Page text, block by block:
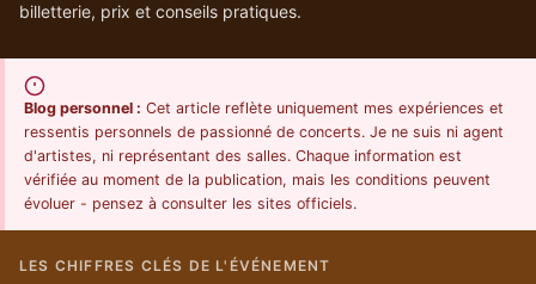
billetterie, prix et conseils pratiques.
Blog personnel : Cet article reflète uniquement mes expériences et
ressentis personnels de passionné de concerts. Je ne suis ni agent
d'artistes, ni représentant des salles. Chaque information est
vérifiée au moment de la publication, mais les conditions peuvent
évoluer - pensez à consulter les sites officiels.
LES CHIFFRES CLÉS DE L'ÉVÉNEMENT